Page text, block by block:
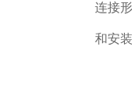
连接
和安